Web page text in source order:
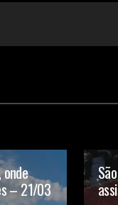
– 21/03